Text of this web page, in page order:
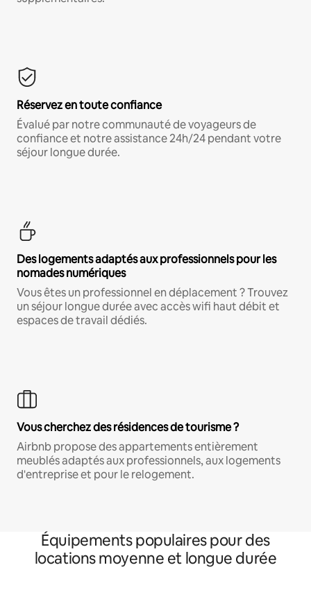
Réservez en toute confiance
Évalué par notre communauté de voyageurs de
confiance et notre assistance 24h/24 pendant votre
séjour longue durée.
Des logements adaptés aux professionnels pour les
nomades numériques
Vous êtes un professionnel en déplacement ? Trouvez
un séjour longue durée avec accès wifi haut débit et
espaces de travail dédiés.
Vous cherchez des résidences de tourisme ?
Airbnb propose des appartements entièrement
meublés adaptés aux professionnels, aux logements
d'entreprise et pour le relogement.
Équipements populaires pour des
locations moyenne et longue durée